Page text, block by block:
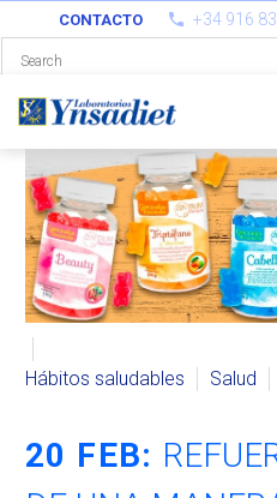
CONTACTO +34 916
Hábitos saludables
Salud
20 FEB: